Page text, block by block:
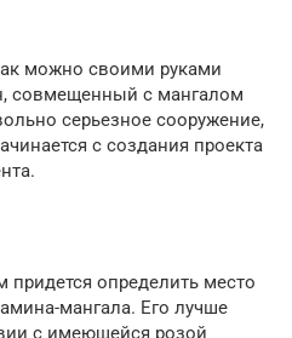
можно своими руками
совмещенный с мангалом
серьезное сооружение,
с создания проекта
придется определить место
мангала. Его лучше
с имеющейся розой